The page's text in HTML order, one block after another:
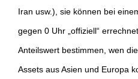
Iran usw.), sie können bei
gegen 0 Uhr „offiziell“
Anteilswert bestimmen, wen
Assets aus Asien und Europa